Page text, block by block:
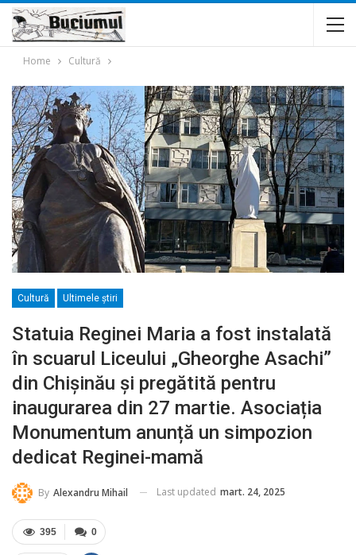
Home Cultură
Cultură Ultimele ştiri
Statuia Reginei Maria a fost instalată
în scuarul Liceului „Gheorghe Asachi”
din Chișinău și pregătită pentru
inaugurarea din 27 martie. Asociația
Monumentum anunță un simpozion
dedicat Reginei-mamă
By Alexandru Mihail Last updated mart. 24, 2025
0
395